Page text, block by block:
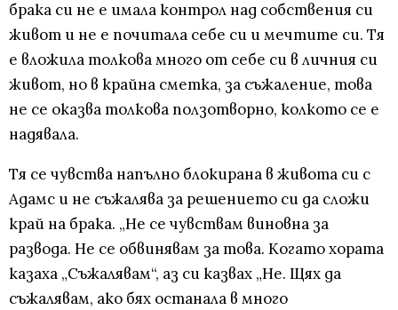
брака си не е имала контрол над собствения си
живот и не е почитала себе си и мечтите си. Тя
е вложила толкова много от себе си в личния си
живот, но в крайна сметка, за съжаление, това
не се оказва толкова ползотворно, колкото се е
надявала.
Тя се чувства напълно блокирана в живота си с
Адамс и не съжалява за решението си да сложи
край на брака. „Не се чувствам виновна за
развода. Не се обвинявам за това. Когато хората
казаха „Съжалявам“, аз си казвах „Не. Щях да
съжалявам, ако бях останала в много